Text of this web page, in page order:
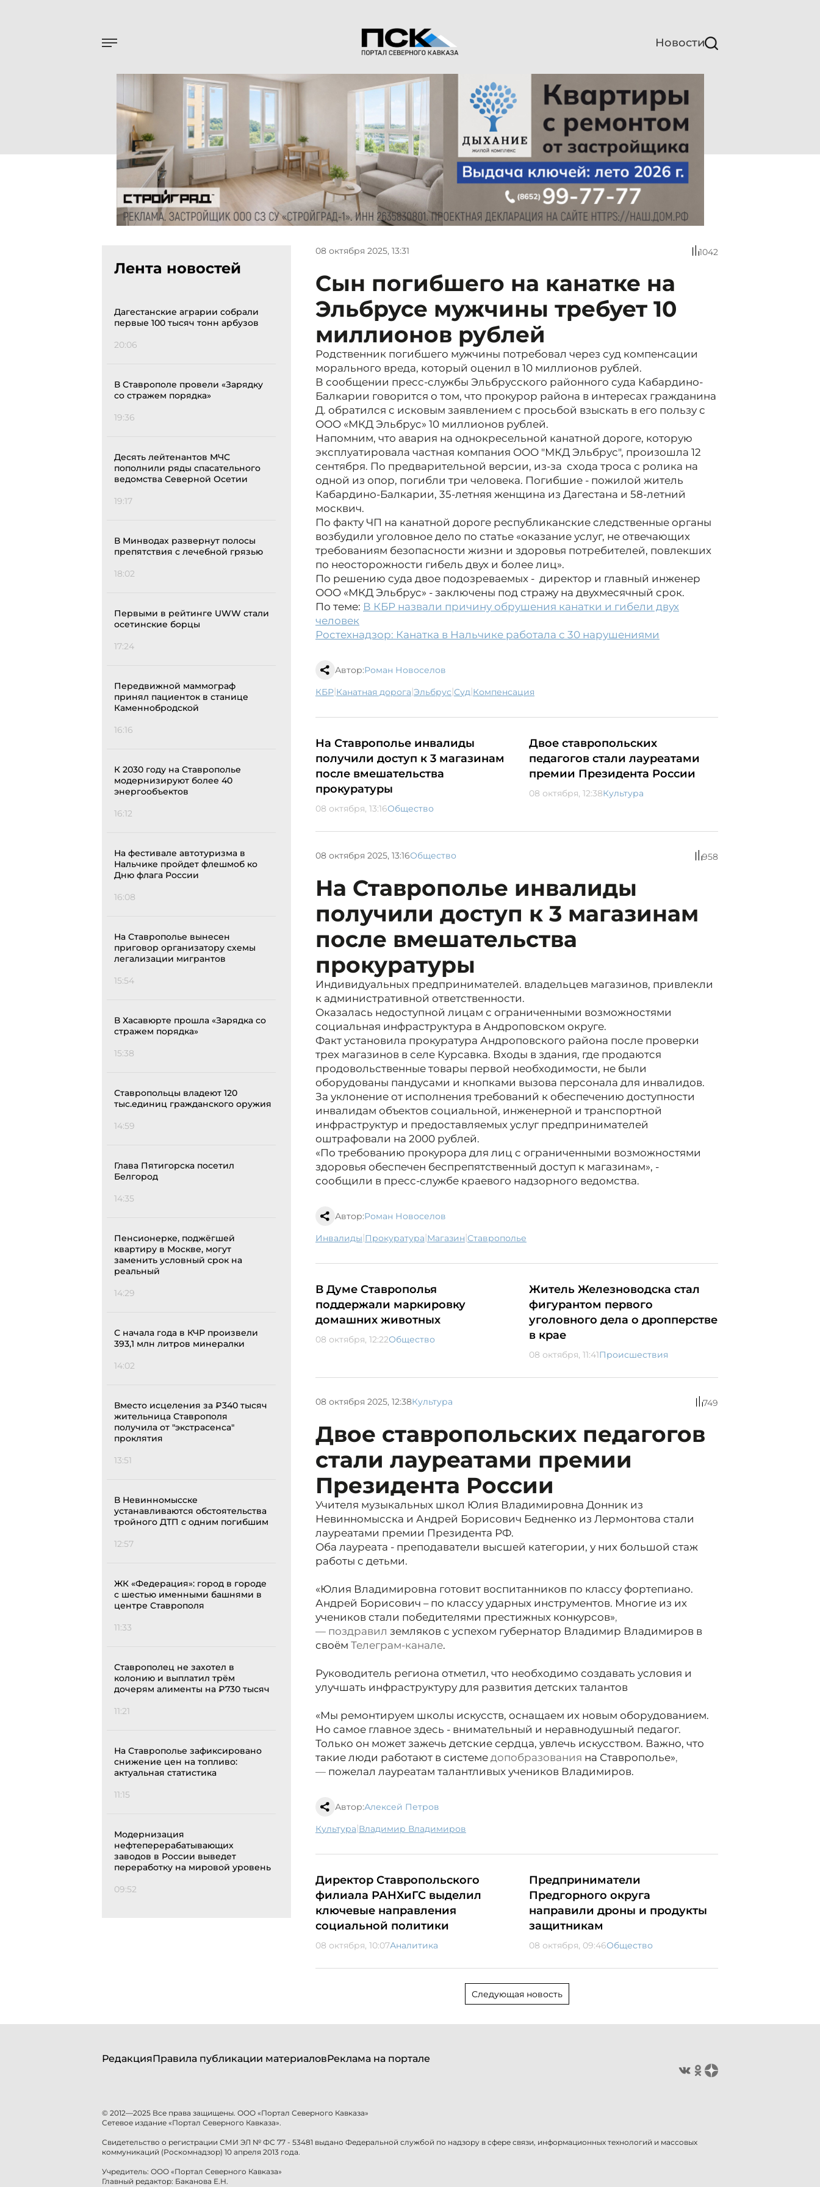
Новости
Лента новостей
Дагестанские аграрии собрали
первые 100 тысяч тонн арбузов
20:06
В Ставрополе провели «Зарядку
со стражем порядка»
19:36
Десять лейтенантов МЧС
пополнили ряды спасательного
ведомства Северной Осетии
19:17
В Минводах развернут полосы
препятствия с лечебной грязью
18:02
Первыми в рейтинге UWW стали
осетинские борцы
17:24
Передвижной маммограф
принял пациенток в станице
Каменнобродской
16:16
К 2030 году на Ставрополье
модернизируют более 40
энергообъектов
16:12
На фестивале автотуризма в
Нальчике пройдет флешмоб ко
Дню флага России
16:08
На Ставрополье вынесен
приговор организатору схемы
легализации мигрантов
15:54
В Хасавюрте прошла «Зарядка со
стражем порядка»
15:38
Ставропольцы владеют 120
тыс.единиц гражданского оружия
14:59
Глава Пятигорска посетил
Белгород
14:35
Пенсионерке, поджёгшей
квартиру в Москве, могут
заменить условный срок на
реальный
14:29
С начала года в КЧР произвели
393,1 млн литров минералки
14:02
Вместо исцеления за ₽340 тысяч
жительница Ставрополя
получила от "экстрасенса"
проклятия
13:51
В Невинномысске
устанавливаются обстоятельства
тройного ДТП с одним погибшим
12:57
ЖК «Федерация»: город в городе
с шестью именными башнями в
центре Ставрополя
11:33
Ставрополец не захотел в
колонию и выплатил трём
дочерям алименты на ₽730 тысяч
11:21
На Ставрополье зафиксировано
снижение цен на топливо:
актуальная статистика
11:15
Модернизация
нефтеперерабатывающих
заводов в России выведет
переработку на мировой уровень
09:52
08 октября 2025, 13:31 1042
Сын погибшего на канатке на
Эльбрусе мужчины требует 10
миллионов рублей
Родственник погибшего мужчины потребовал через суд компенсации
морального вреда, который оценил в 10 миллионов рублей.
В сообщении пресс-службы Эльбрусского районного суда Кабардино-
Балкарии говорится о том, что прокурор района в интересах гражданина
Д. обратился с исковым заявлением с просьбой взыскать в его пользу с
ООО «МКД Эльбрус» 10 миллионов рублей.
Напомним, что авария на однокресельной канатной дороге, которую
эксплуатировала частная компания ООО "МКД Эльбрус", произошла 12
сентября. По предварительной версии, из-за схода троса с ролика на
одной из опор, погибли три человека. Погибшие - пожилой житель
Кабардино-Балкарии, 35-летняя женщина из Дагестана и 58-летний
москвич.
По факту ЧП на канатной дороге республиканские следственные органы
возбудили уголовное дело по статье «оказание услуг, не отвечающих
требованиям безопасности жизни и здоровья потребителей, повлекших
по неосторожности гибель двух и более лиц».
По решению суда двое подозреваемых - директор и главный инженер
ООО «МКД Эльбрус» - заключены под стражу на двухмесячный срок.
По теме: В КБР назвали причину обрушения канатки и гибели двух
человек
Ростехнадзор: Канатка в Нальчике работала с 30 нарушениями
Автор:Роман Новоселов
КБР| Канатная дорога| Эльбрус| суд| компенсация
На Ставрополье инвалиды
получили доступ к 3 магазинам
после вмешательства
прокуратуры
08 октября, 13:16Общество
Двое ставропольских
педагогов стали лауреатами
премии Президента России
08 октября, 12:38Культура
08 октября 2025, 13:16Общество 958
На Ставрополье инвалиды
получили доступ к 3 магазинам
после вмешательства
прокуратуры
Индивидуальных предпринимателей. владельцев магазинов, привлекли
к административной ответственности.
Оказалась недоступной лицам с ограниченными возможностями
социальная инфраструктура в Андроповском округе.
Факт установила прокуратура Андроповского района после проверки
трех магазинов в селе Курсавка. Входы в здания, где продаются
продовольственные товары первой необходимости, не были
оборудованы пандусами и кнопками вызова персонала для инвалидов.
За уклонение от исполнения требований к обеспечению доступности
инвалидам объектов социальной, инженерной и транспортной
инфраструктур и предоставляемых услуг предпринимателей
оштрафовали на 2000 рублей.
«По требованию прокурора для лиц с ограниченными возможностями
здоровья обеспечен беспрепятственный доступ к магазинам», -
сообщили в пресс-службе краевого надзорного ведомства.
Автор:Роман Новоселов
инвалиды| прокуратура| магазин| Ставрополье
В Думе Ставрополья
поддержали маркировку
домашних животных
08 октября, 12:22Общество
Житель Железноводска стал
фигурантом первого
уголовного дела о дропперстве
в крае
08 октября, 11:41Происшествия
08 октября 2025, 12:38Культура 749
Двое ставропольских педагогов
стали лауреатами премии
Президента России
Учителя музыкальных школ Юлия Владимировна Донник из
Невинномысска и Андрей Борисович Бедненко из Лермонтова стали
лауреатами премии Президента РФ.
Оба лауреата - преподаватели высшей категории, у них большой стаж
работы с детьми.
«Юлия Владимировна готовит воспитанников по классу фортепиано.
Андрей Борисович – по классу ударных инструментов. Многие из их
учеников стали победителями престижных конкурсов»,
— поздравил земляков с успехом губернатор Владимир Владимиров в
своём Телеграм-канале.
Руководитель региона отметил, что необходимо создавать условия и
улучшать инфраструктуру для развития детских талантов
«Мы ремонтируем школы искусств, оснащаем их новым оборудованием.
Но самое главное здесь - внимательный и неравнодушный педагог.
Только он может зажечь детские сердца, увлечь искусством. Важно, что
такие люди работают в системе допобразования на Ставрополье»,
— пожелал лауреатам талантливых учеников Владимиров.
Автор:Алексей Петров
культура| Владимир Владимиров
Директор Ставропольского
филиала РАНХиГС выделил
ключевые направления
социальной политики
08 октября, 10:07Аналитика
Предприниматели
Предгорного округа
направили дроны и продукты
защитникам
08 октября, 09:46Общество
Следующая новость
РедакцияПравила публикации материаловРеклама на портале
© 2012—2025 Все права защищены. ООО «Портал Северного Кавказа»
Сетевое издание «Портал Северного Кавказа».
Свидетельство о регистрации СМИ ЭЛ № ФС 77 - 53481 выдано Федеральной службой по надзору в сфере связи, информационных технологий и массовых
коммуникаций (Роскомнадзор) 10 апреля 2013 года.
Учредитель: ООО «Портал Северного Кавказа»
Главный редактор: Баканова Е.Н.